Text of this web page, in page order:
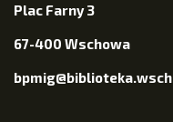
Plac Farny 3
67-400 Wschowa